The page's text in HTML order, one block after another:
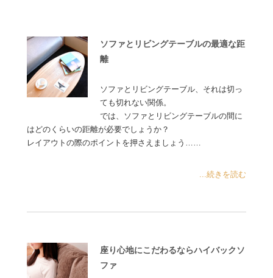
ソファとリビングテーブルの最適な距
離
ソファとリビングテーブル、それは切っ
ても切れない関係。
では、ソファとリビングテーブルの間に
はどのくらいの距離が必要でしょうか？
レイアウトの際のポイントを押さえましょう……
...続きを読む
座り心地にこだわるならハイバックソ
ファ